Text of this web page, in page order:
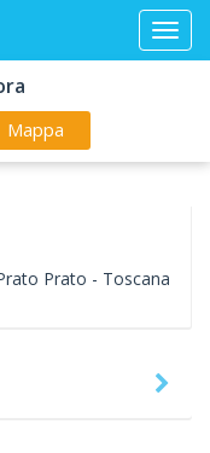
Mappa
Prato - Toscana